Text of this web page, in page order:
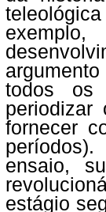
todos os
periodizar
fornecer
ensaio,
estágio